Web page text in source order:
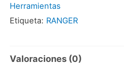
W-
71G
RANGER
Herramientas
Etiqueta: RANGER
Valoraciones (0)